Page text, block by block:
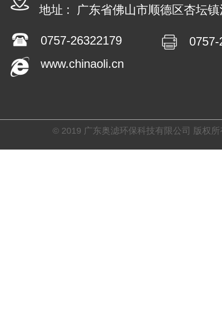
地址 : 广东省佛山市顺德区杏坛镇
0757-26322179
www.chinaoli.cn
© 2019 广东奥滤环保科技有限公司 版权